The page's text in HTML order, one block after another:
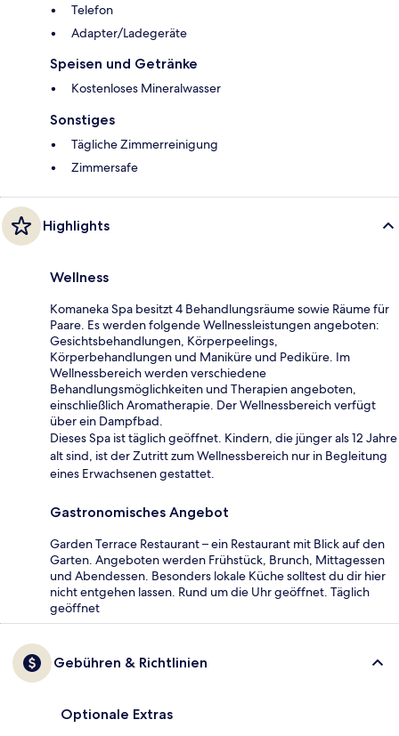
Telefon
Adapter/Ladegeräte
Speisen und Getränke
Kostenloses Mineralwasser
Sonstiges
Tägliche Zimmerreinigung
Zimmersafe
Highlights
Wellness
Komaneka Spa besitzt 4 Behandlungsräume sowie Räume für
Paare. Es werden folgende Wellnessleistungen angeboten:
Gesichtsbehandlungen, Körperpeelings,
Körperbehandlungen und Maniküre und Pediküre. Im
Wellnessbereich werden verschiedene
Behandlungsmöglichkeiten und Therapien angeboten,
einschließlich Aromatherapie. Der Wellnessbereich verfügt
über ein Dampfbad.
Dieses Spa ist täglich geöffnet. Kindern, die jünger als 12 Jahre
alt sind, ist der Zutritt zum Wellnessbereich nur in Begleitung
eines Erwachsenen gestattet.
Gastronomisches Angebot
Garden Terrace Restaurant – ein Restaurant mit Blick auf den
Garten. Angeboten werden Frühstück, Brunch, Mittagessen
und Abendessen. Besonders lokale Küche solltest du dir hier
nicht entgehen lassen. Rund um die Uhr geöffnet. Täglich
geöffnet
Gebühren & Richtlinien
Optionale Extras